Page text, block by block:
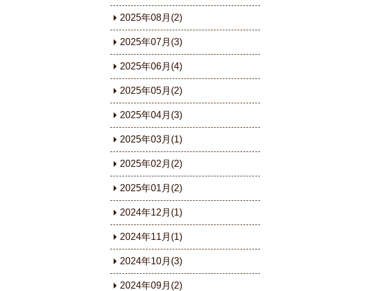
2025年08月(2)
2025年07月(3)
2025年06月(4)
2025年05月(2)
2025年04月(3)
2025年03月(1)
2025年02月(2)
2025年01月(2)
2024年12月(1)
2024年11月(1)
2024年10月(3)
2024年09月(2)